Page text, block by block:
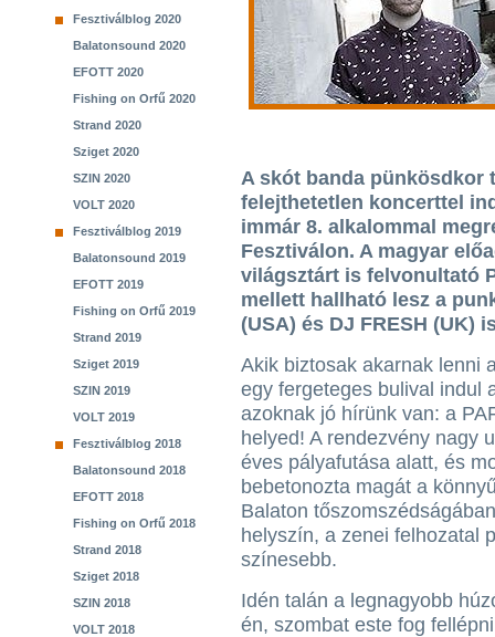
Fesztiválblog 2020
Balatonsound 2020
EFOTT 2020
Fishing on Orfű 2020
Strand 2020
Sziget 2020
SZIN 2020
VOLT 2020
Fesztiválblog 2019
Balatonsound 2019
EFOTT 2019
Fishing on Orfű 2019
Strand 2019
Sziget 2019
SZIN 2019
VOLT 2019
Fesztiválblog 2018
Balatonsound 2018
EFOTT 2018
Fishing on Orfű 2018
Strand 2018
Sziget 2018
SZIN 2018
VOLT 2018
A skót banda pünkösdkor
felejthetetlen koncerttel
immár 8. alkalommal
Fesztiválon. A magyar
világsztárt is felvonultató
mellett hallható lesz a
(USA) és DJ FRESH (UK)
Akik biztosak akarnak lenni
egy fergeteges bulival indul
azoknak jó hírünk van: a
helyed! A rendezvény nagy
éves pályafutása alatt, és
bebetonozta magát a
Balaton
helyszín, a zenei felhozatal
színesebb.
Idén talán a legnagyobb
én, szombat este fog